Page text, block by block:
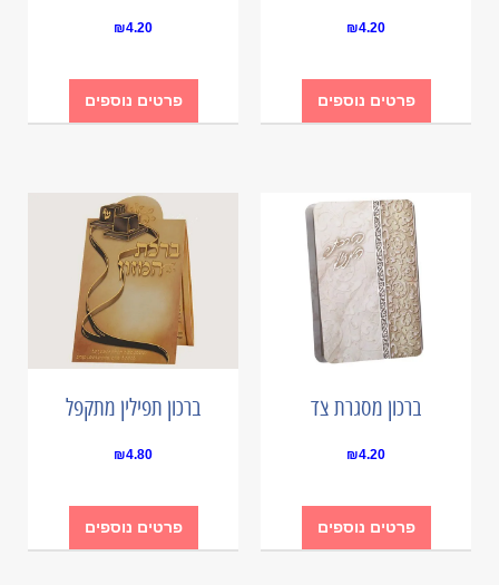
₪4.20
פרטים נוספים
₪4.20
פרטים נוספים
ברכון מסגרת צד
₪4.20
פרטים נוספים
ברכון תפילין מתקפל
₪4.80
פרטים נוספים